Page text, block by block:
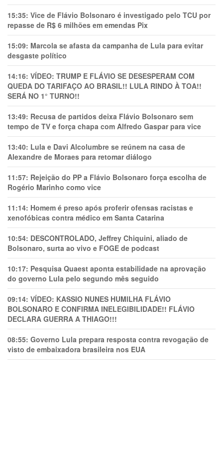
15:35: Vice de Flávio Bolsonaro é investigado pelo TCU por
repasse de R$ 6 milhões em emendas Pix
15:09: Marcola se afasta da campanha de Lula para evitar
desgaste político
14:16: VÍDEO: TRUMP E FLÁVIO SE DESESPERAM COM
QUEDA DO TARIFAÇO AO BRASIL!! LULA RINDO À TOA!!
SERÁ NO 1° TURNO!!
13:49: Recusa de partidos deixa Flávio Bolsonaro sem
tempo de TV e força chapa com Alfredo Gaspar para vice
13:40: Lula e Davi Alcolumbre se reúnem na casa de
Alexandre de Moraes para retomar diálogo
11:57: Rejeição do PP a Flávio Bolsonaro força escolha de
Rogério Marinho como vice
11:14: Homem é preso após proferir ofensas racistas e
xenofóbicas contra médico em Santa Catarina
10:54: DESCONTROLADO, Jeffrey Chiquini, aliado de
Bolsonaro, surta ao vivo e FOGE de podcast
10:17: Pesquisa Quaest aponta estabilidade na aprovação
do governo Lula pelo segundo mês seguido
09:14: VÍDEO: KASSIO NUNES HUMlLHA FLÁVIO
BOLSONARO E CONFIRMA INELEGIBILIDADE!! FLÁVIO
DECLARA GUERRA A THIAGO!!!
08:55: Governo Lula prepara resposta contra revogação de
visto de embaixadora brasileira nos EUA